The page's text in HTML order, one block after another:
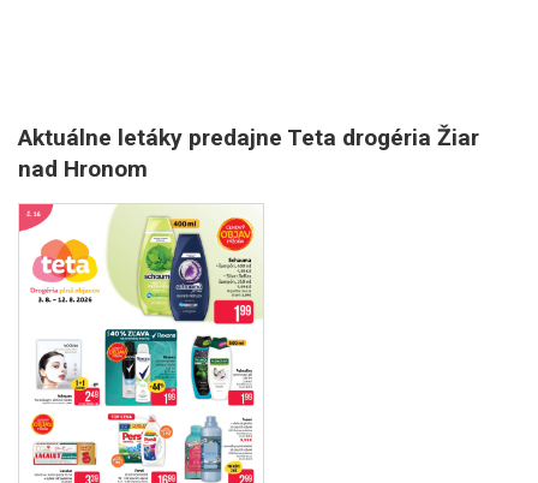
Aktuálne letáky predajne Teta drogéria Žiar
nad Hronom